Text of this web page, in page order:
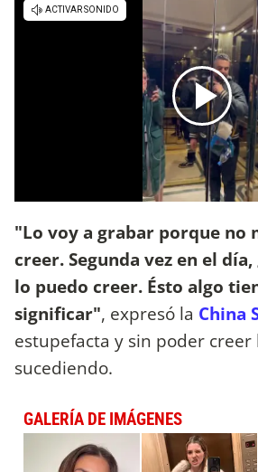
"Lo voy a grabar porque no
creer. Segunda vez en el día,
lo puedo creer. Ésto algo
significar", expresó la China
estupefacta y sin poder creer
sucediendo.
GALERÍA DE IMÁGENES